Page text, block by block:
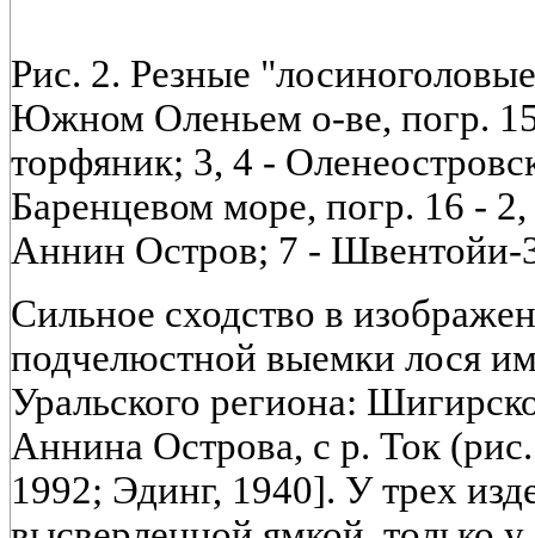
Рис. 2. Резные
Южном Оленьем о-ве, погр.
торфяник; 3, 4 -
Баренцевом море, погр. 16 -
Аннин Остров; 7 - Швентойи-
Сильное сходство в
подчелюстной выемки лося
Уральского региона:
Аннина Острова, с р. Ток
1992; Эдинг, 1940]. У трех